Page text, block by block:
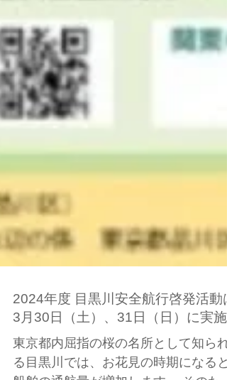
2024年度 目黒川安全航行啓発活動
3月30日（土）、31日（日）に実施
東京都内屈指の桜の名所として知られ